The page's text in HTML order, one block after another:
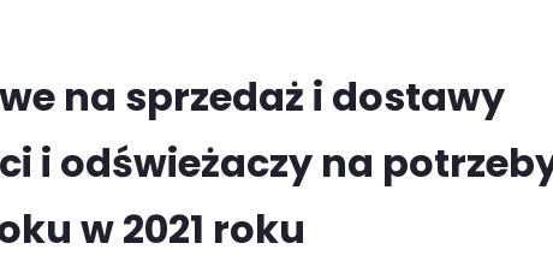
na sprzedaż i dostawy
i odświeżaczy na
w 2021 roku